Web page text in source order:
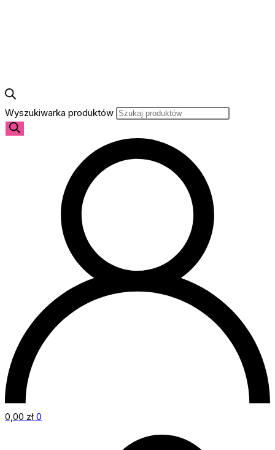
Wyszukiwarka produktów
0,00 zł 0